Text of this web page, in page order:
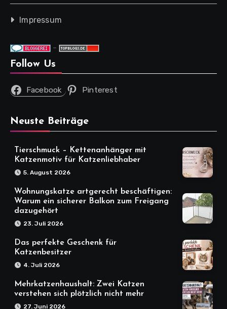
Impressum
-
Follow Us
Facebook Pinterest
Neuste Beiträge
Tierschmuck – Kettenanhänger mit
Katzenmotiv für Katzenliebhaber
5. August 2026
Wohnungskatze artgerecht beschäftigen:
Warum ein sicherer Balkon zum Freigang
dazugehört
23. Juli 2026
Das perfekte Geschenk für
Katzenbesitzer
4. Juli 2026
Mehrkatzenhaushalt: Zwei Katzen
verstehen sich plötzlich nicht mehr
27. Juni 2026